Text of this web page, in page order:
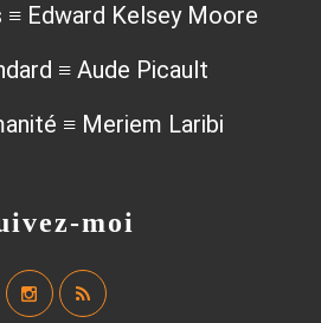
moi
≡ Edward Kelsey Moore
≡ Aude Picault
≡ Meriem Laribi